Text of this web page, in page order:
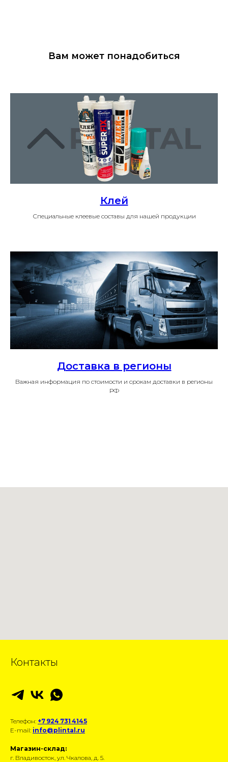
Вам может понадобиться
Клей
Специальные клеевые составы для нашей продукции
Доставка в регионы
Важная информация по стоимости и срокам доставки в регионы
РФ
Контакты
Телефон: +7 924 731 4145
E-mail: info@plintal.ru
Магазин-склад:
г. Владивосток, ул. Чкалова, д. 5.